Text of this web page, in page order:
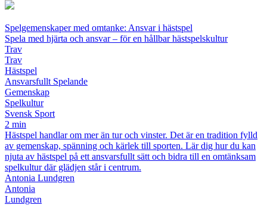
Spelgemenskaper med omtanke: Ansvar i hästspel
Spela med hjärta och ansvar – för en hållbar hästspelskultur
Trav
Trav
Hästspel
Ansvarsfullt Spelande
Gemenskap
Spelkultur
Svensk Sport
2 min
Hästspel handlar om mer än tur och vinster. Det är en tradition fylld
av gemenskap, spänning och kärlek till sporten. Lär dig hur du kan
njuta av hästspel på ett ansvarsfullt sätt och bidra till en omtänksam
spelkultur där glädjen står i centrum.
Antonia Lundgren
Antonia
Lundgren